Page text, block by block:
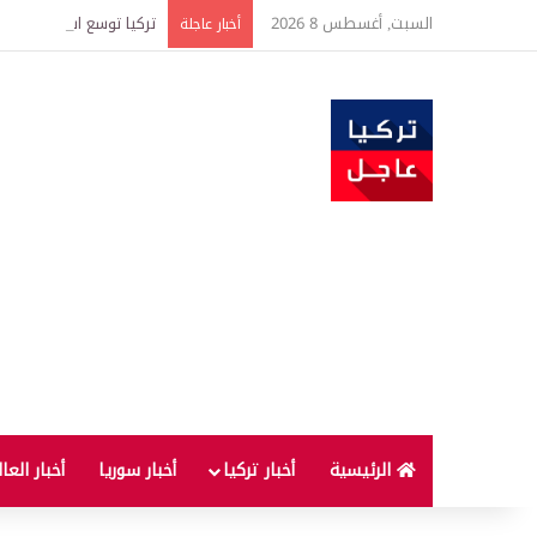
السبت, أغسطس 8 2026 أخبار عاجلة تركيا توسع استثمارات الطاقة في 3 قارات
الرئيسية أخبار تركيا أخبار سوريا أخبار